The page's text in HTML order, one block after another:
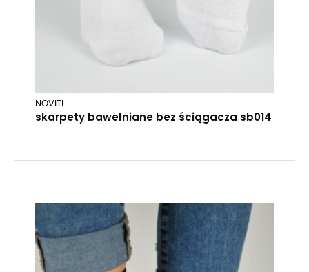
NOVITI
skarpety bawełniane bez ściągacza sb014